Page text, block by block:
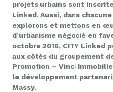
projets urbains sont
Linked. Aussi, dans
explorons et mettons en
d’urbanisme négocié en
octobre 2016, CITY Linked
aux côtés du groupement
Promotion – Vinci
le développement
Massy.